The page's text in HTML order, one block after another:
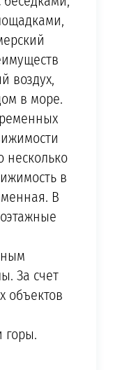
воздух,
в море.
несколько
в
В
За счет
объектов